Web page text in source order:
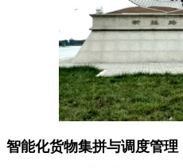
智能化货物集拼与调度管理